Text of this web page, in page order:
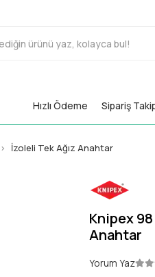
Hızlı Ödeme Sipariş
İzoleli Tek Ağız Anahtar
Knipex 98
Anahtar
Yorum Yaz